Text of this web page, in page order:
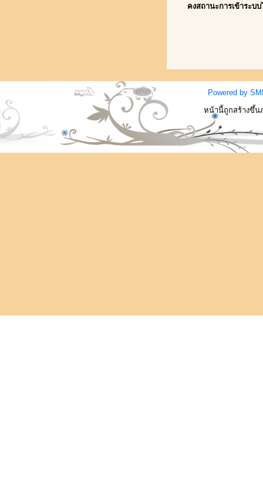
คงสถานะการเข้าระบ
Powered by
หน้านี้ถูกสร้างขึ้น